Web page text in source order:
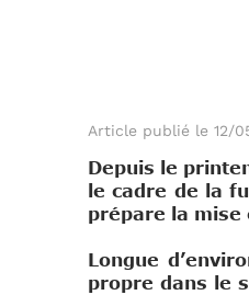
Article publié le 12/
Depuis le
le cadre de la
prépare la mise
Longue
propre dans le